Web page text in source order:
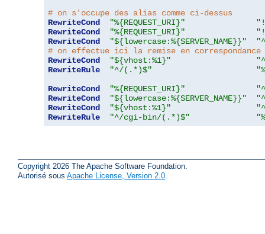
# on s'occupe des alias comme ci-dessus
RewriteCond
"%{REQUEST_URI}"
RewriteCond
"%{REQUEST_URI}"
RewriteCond
"${lowercase:%{SERVER_NAME}}"
# on effectue ici la remise en
RewriteCond
"${vhost:%1}"
RewriteRule
"^/(.*)$"
RewriteCond
"%{REQUEST_URI}"
RewriteCond
"${lowercase:%{SERVER_NAME}}"
RewriteCond
"${vhost:%1}"
RewriteRule
"^/cgi-bin/(.*)$"
Copyright 2026 The Apache Software Foundation.
Autorisé sous Apache License, Version 2.0